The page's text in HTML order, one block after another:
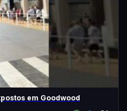
em Goodwood